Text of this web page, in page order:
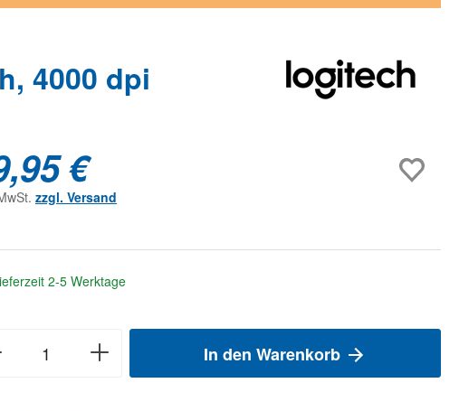
4000 dpi
€
zzgl. Versand
2-5 Werktage
In den Warenkorb